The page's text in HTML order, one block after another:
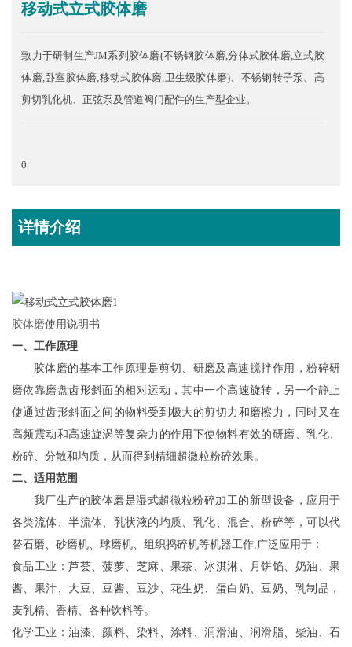
移动式立式胶体磨
致力于研制生产JM系列胶体磨(不锈钢胶体磨,分体式胶体磨,立式胶
体磨,卧室胶体磨,移动式胶体磨,卫生级胶体磨)、不锈钢转子泵、高
剪切乳化机、正弦泵及管道阀门配件的生产型企业。
0
详情介绍
胶体磨使用说明书
一、工作原理
胶体磨的基本工作原理是剪切 研磨及高速搅拌作用 ，粉碎研
磨依靠磨盘齿形斜面的相对运动，其中一个高速旋转，另一个静 止
使通过齿形斜面之 间的物料受到极大的剪切力和磨擦力 ， 同时 又在
高频震动和高速旋涡等复杂力的作用下使物料有效的研磨、乳化、
粉碎、分散和均质，从而得到精细超微粒粉碎效果。
二、适用范围
我厂生产的胶体磨是湿式超微粒粉碎加工的新型设备，应用于
各类流体、半流体、乳状液的均质、乳化、混合、粉碎等，可以代
替石磨、砂磨机、球磨机、组织捣碎机等机器工作 广泛应用于：
食品工业：芦荟、菠萝 、芝麻、果茶、冰淇淋、月饼馅、奶油、果
酱、果汁、大豆、豆酱、豆沙、花生奶、蛋白奶、豆奶、乳制品，
麦乳精、香精、各种饮料等。
化学工业：油漆、颜料、染料、涂料、润滑油、润滑脂、柴油、石